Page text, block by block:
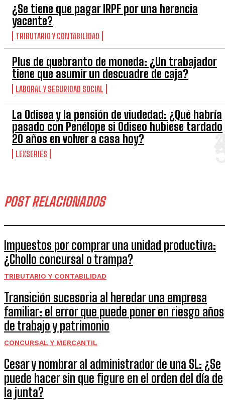
¿Se tiene que pagar IRPF por una herencia
yacente?
TRIBUTARIO Y CONTABILIDAD
Plus de quebranto de moneda: ¿Un trabajador
tiene que asumir un descuadre de caja?
LABORAL Y SEGURIDAD SOCIAL
La Odisea y la pensión de viudedad: ¿Qué habría
pasado con Penélope si Odiseo hubiese tardado
20 años en volver a casa hoy?
LEXSERIES
POST RELACIONADOS
Impuestos por comprar una unidad productiva:
¿Chollo concursal o trampa?
TRIBUTARIO Y CONTABILIDAD
Transición sucesoria al heredar una empresa
familiar: el error que puede poner en riesgo años
de trabajo y patrimonio
CONCURSAL Y MERCANTIL
Cesar y nombrar al administrador de una SL: ¿Se
puede hacer sin que figure en el orden del día de
la junta?